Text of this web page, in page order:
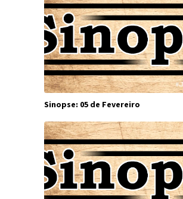
Sinopse: 05 de Fevereiro